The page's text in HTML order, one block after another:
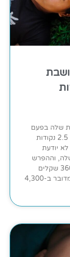
שלה בפעם
הראשונה אחרי שנים. היא רואה שמופיעות 2.5 נקודות
יודעת
שלה, וההפרש
הזה – 1.5 נקודות לחודש – מתורגם לכ-360 שקלים
בחודש שהיא מפסידה. במונחים שנתיים, מדובר ב-4,300